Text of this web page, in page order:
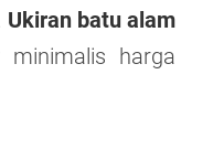
Ukiran batu alam
harga